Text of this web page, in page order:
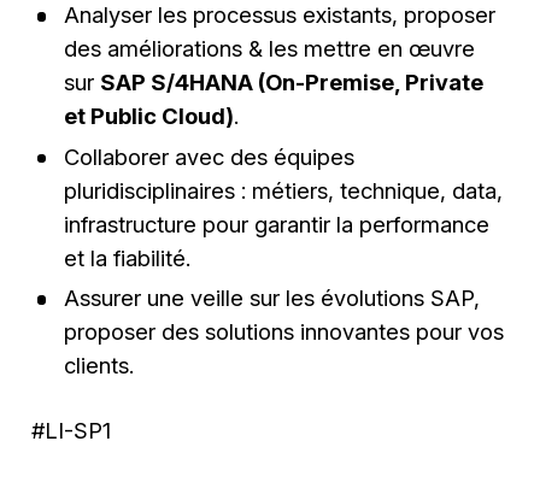
Analyser les processus existants, proposer
des améliorations & les mettre en œuvre
sur SAP S/4HANA (On-Premise, Private
et Public Cloud).
Collaborer avec des équipes
pluridisciplinaires : métiers, technique, data,
infrastructure pour garantir la performance
et la fiabilité.
Assurer une veille sur les évolutions SAP,
proposer des solutions innovantes pour vos
clients.
#LI-SP1